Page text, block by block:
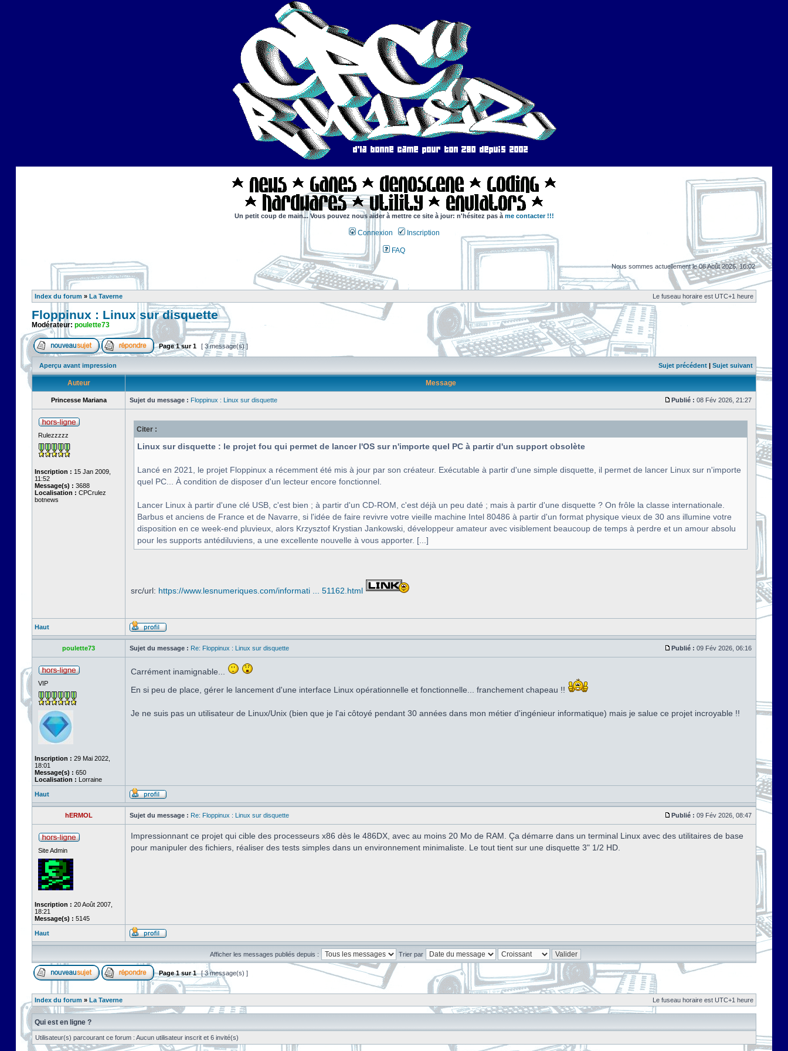
Un petit coup de main... Vous pouvez nous aider à mettre ce site à jour: n'hésitez pas à me contacter !!!
Connexion Inscription
FAQ
Nous sommes actuellement le 08 Août 2026, 16:02
Index du forum » La Taverne Le fuseau horaire est UTC+1 heure
Floppinux : Linux sur disquette
Modérateur: poulette73
Page1sur1 [ 3 message(s) ]
Aperçu avant impression Sujet précédent | Sujet suivant
Auteur Message
Princesse Mariana Sujet du message : Floppinux : Linux sur disquette Publié : 08 Fév 2026, 21:27
Rulezzzzz
Inscription : 15 Jan 2009,
11:52
Message(s) : 3688
Localisation : CPCrulez
botnews
Citer :
Linux sur disquette : le projet fou qui permet de lancer l'OS sur n'importe quel PC à partir d'un support obsolète
Lancé en 2021, le projet Floppinux a récemment été mis à jour par son créateur. Exécutable à partir d'une simple disquette, il permet de lancer Linux sur n'importe
quel PC... À condition de disposer d'un lecteur encore fonctionnel.
Lancer Linux à partir d'une clé USB, c'est bien ; à partir d'un CD-ROM, c'est déjà un peu daté ; mais à partir d'une disquette ? On frôle la classe internationale.
Barbus et anciens de France et de Navarre, si l'idée de faire revivre votre vieille machine Intel 80486 à partir d'un format physique vieux de 30 ans illumine votre
disposition en ce week-end pluvieux, alors Krzysztof Krystian Jankowski, développeur amateur avec visiblement beaucoup de temps à perdre et un amour absolu
pour les supports antédiluviens, a une excellente nouvelle à vous apporter. [...]
src/url: https://www.lesnumeriques.com/informati ... 51162.html
Haut
poulette73 Sujet du message : Re: Floppinux : Linux sur disquette Publié : 09 Fév 2026, 06:16
VIP
Inscription : 29 Mai 2022,
18:01
Message(s) : 650
Localisation : Lorraine
Carrément inamignable...
En si peu de place, gérer le lancement d'une interface Linux opérationnelle et fonctionnelle... franchement chapeau !!
Je ne suis pas un utilisateur de Linux/Unix (bien que je l'ai côtoyé pendant 30 années dans mon métier d'ingénieur informatique) mais je salue ce projet incroyable !!
Haut
hERMOL Sujet du message : Re: Floppinux : Linux sur disquette Publié : 09 Fév 2026, 08:47
Site Admin
Inscription : 20 Août 2007,
18:21
Message(s) : 5145
Impressionnant ce projet qui cible des processeurs x86 dès le 486DX, avec au moins 20 Mo de RAM. Ça démarre dans un terminal Linux avec des utilitaires de base
pour manipuler des fichiers, réaliser des tests simples dans un environnement minimaliste. Le tout tient sur une disquette 3" 1/2 HD.
Haut
Afficher les messages publiés depuis : Trier par
Page1sur1 [ 3 message(s) ]
Index du forum » La Taverne Le fuseau horaire est UTC+1 heure
Qui est en ligne ?
Utilisateur(s) parcourant ce forum : Aucun utilisateur inscrit et 6 invité(s)